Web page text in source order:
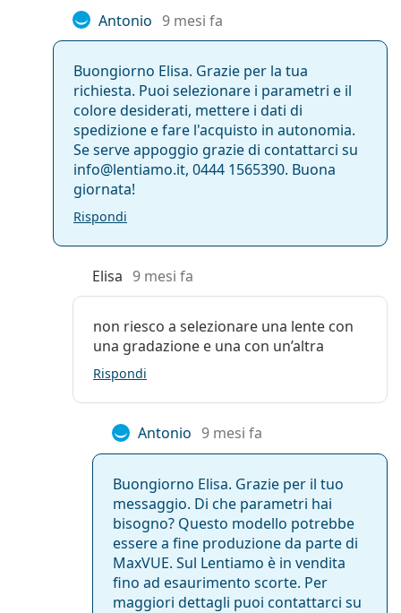
Antonio 9 mesi fa
Buongiorno Elisa. Grazie per la tua
richiesta. Puoi selezionare i parametri e il
colore desiderati, mettere i dati di
spedizione e fare l'acquisto in autonomia.
Se serve appoggio grazie di contattarci su
info@lentiamo.it, 0444 1565390. Buona
giornata!
Rispondi
Elisa 9 mesi fa
non riesco a selezionare una lente con
una gradazione e una con un’altra
Rispondi
Antonio 9 mesi fa
Buongiorno Elisa. Grazie per il tuo
messaggio. Di che parametri hai
bisogno? Questo modello potrebbe
essere a fine produzione da parte di
MaxVUE. Sul Lentiamo è in vendita
fino ad esaurimento scorte. Per
maggiori dettagli puoi contattarci su